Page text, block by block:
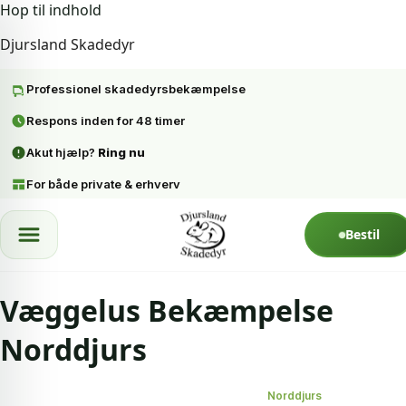
Hop til indhold
Djursland Skadedyr
Professionel skadedyrsbekæmpelse
Respons inden for 48 timer
Akut hjælp? Ring nu
For både private & erhverv
Spring til indhold
Bestil
Væggelus Bekæmpelse
Norddjurs
Norddjurs